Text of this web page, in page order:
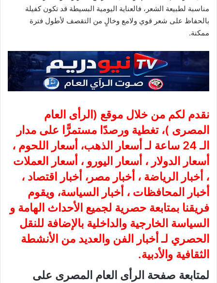
مناسبة لطبيعة الشعر، فالعناية اليومية البسيطة قد تكون كفيلة
بالحفاظ على شعر قوي ولامع وخالٍ من التقصف لأطول فترة
ممكنة.
نقدم لكم من خلال موقع ( الرأى العام
المصرى )، تغطية ورصدًا مستمرًّا على مدار
الـ 24 ساعة لـ أسعار الذهب، أسعار اللحوم ،
أسعار الدولار ، أسعار اليورو ، أسعار العملات
، أخبار الرياضة ، أخبار مصر، أخبار اقتصاد ،
أخبار المحافظات ، أخبار السياسة، ويقوم
فريقنا بمتابعة حصرية لجميع الأحداث الهامة و
السياسة الخارجية والداخلية بالإضافة للنقل
الحصري لـ أخبار الفن والعديد من الأنشطة
الثقافية والأدبية.
لمتابعة صفحة الرأى العام المصرى على